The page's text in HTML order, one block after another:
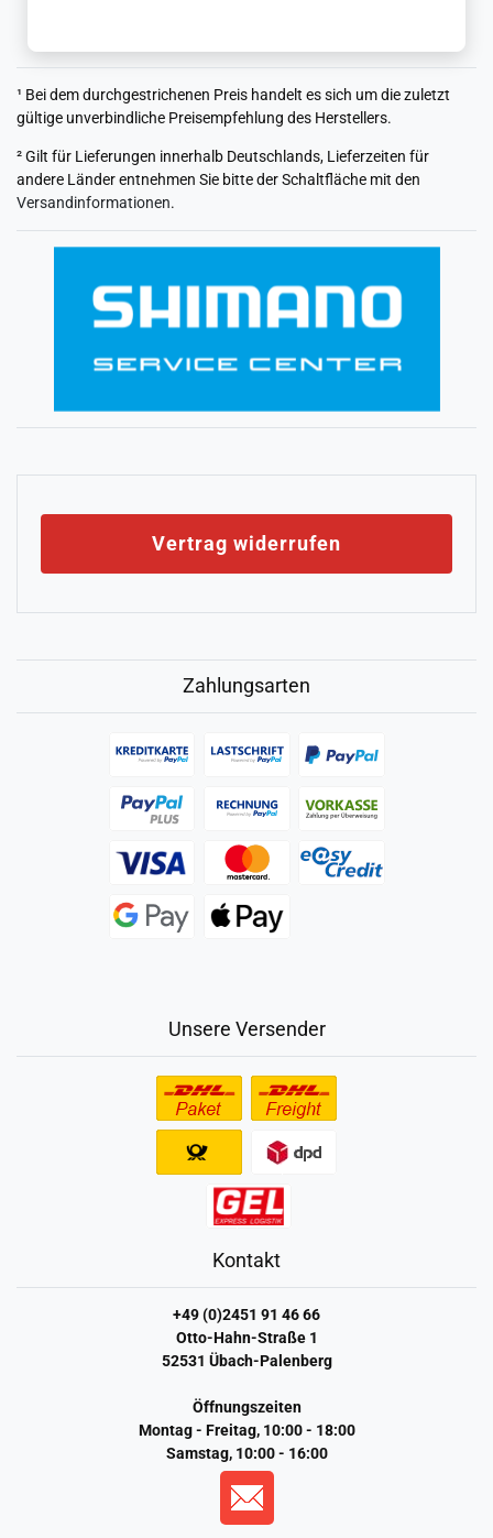
¹ Bei dem durchgestrichenen Preis handelt es sich um die zuletzt
gültige unverbindliche Preisempfehlung des Herstellers.
² Gilt für Lieferungen innerhalb Deutschlands, Lieferzeiten für
andere Länder entnehmen Sie bitte der Schaltfläche mit den
Versandinformationen.
Vertrag widerrufen
Zahlungsarten
Unsere Versender
Kontakt
+49 (0)2451 91 46 66
Otto-Hahn-Straße 1
52531 Übach-Palenberg
Öffnungszeiten
Montag - Freitag, 10:00 - 18:00
Samstag, 10:00 - 16:00